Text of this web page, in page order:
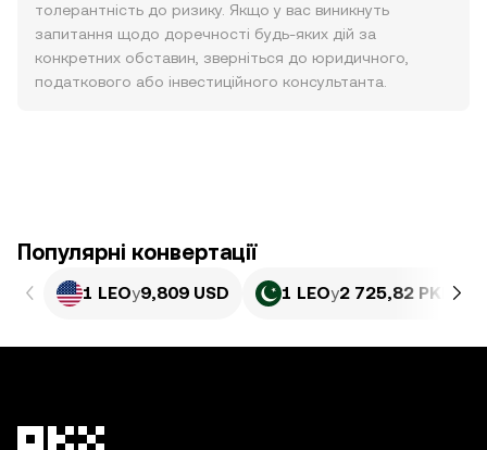
толерантність до ризику. Якщо у вас виникнуть
запитання щодо доречності будь-яких дій за
конкретних обставин, зверніться до юридичного,
податкового або інвестиційного консультанта.
Популярні конвертації
1 LEOу9,809 USD 1 LEOу2 725,82 PKR